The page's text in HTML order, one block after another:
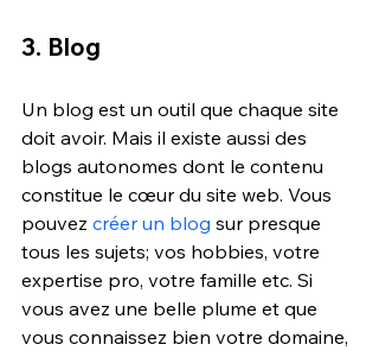
3. Blog
Un blog est un outil que chaque site
doit avoir. Mais il existe aussi des
blogs autonomes dont le contenu
constitue le cœur du site web. Vous
pouvez créer un blog sur presque
tous les sujets; vos hobbies, votre
expertise pro, votre famille etc. Si
vous avez une belle plume et que
vous connaissez bien votre domaine,